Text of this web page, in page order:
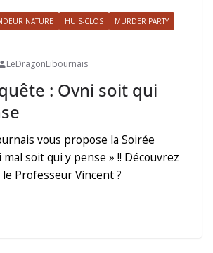
NATURE HUIS-CLOS
MURDER PARTY
LeDragonLibournais
: Ovni soit qui
vous propose la Soirée
soit qui y pense » !! Découvrez
Professeur Vincent ?